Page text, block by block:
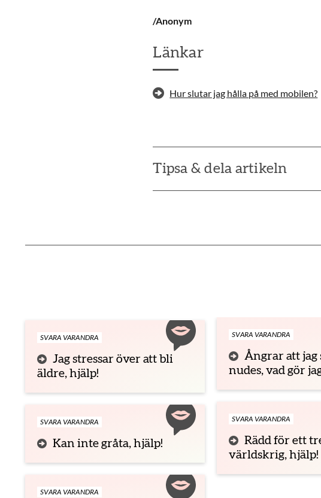
/Anonym
Länkar
Hur slutar jag hålla på med mobilen?
Tipsa & dela artikeln
SVARA VARANDRA
Jag stressar över att bli
äldre, hjälp!
SVARA VARANDRA
Kan inte gråta, hjälp!
SVARA VARANDRA
SVARA VARANDRA
Ångrar att jag
nudes, vad gör
SVARA VARANDRA
Rädd för ett
världskrig, hjälp!